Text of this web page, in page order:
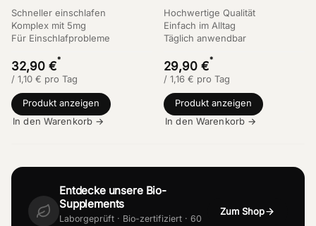
Schneller einschlafen
Komplex mit 5mg
Für Einschlafprobleme
32,90 €*
/ 1,10 € pro Tag
Produkt anzeigen
In den Warenkorb →
Hochwertige Qualität
Einfach im Alltag
Täglich anwendbar
29,90 €*
/ 1,16 € pro Tag
Produkt anzeigen
In den Warenkorb →
Entdecke unsere Bio-
Supplements
Laborgeprüft · Bio-zertifiziert · 60
Zum Shop